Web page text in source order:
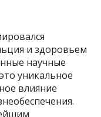
и здоровьем
научные
уникальное
влияние